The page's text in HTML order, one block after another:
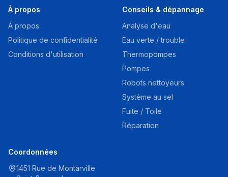
À propos
À propos
Politique de confidentialité
Conditions d'utilisation
Conseils & dépannage
Analyse d'eau
Eau verte / trouble
Thermopompes
Pompes
Robots nettoyeurs
Système au sel
Fuite / Toile
Réparation
Coordonnées
1451 Rue de Montarville